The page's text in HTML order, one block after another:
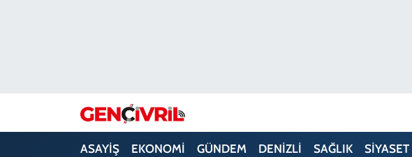
ASAYİŞ EKONOMİ GÜNDEM DENİZLİ SAĞLIK SİYASET
Süper Lig Puan Durumu ve Fikstür